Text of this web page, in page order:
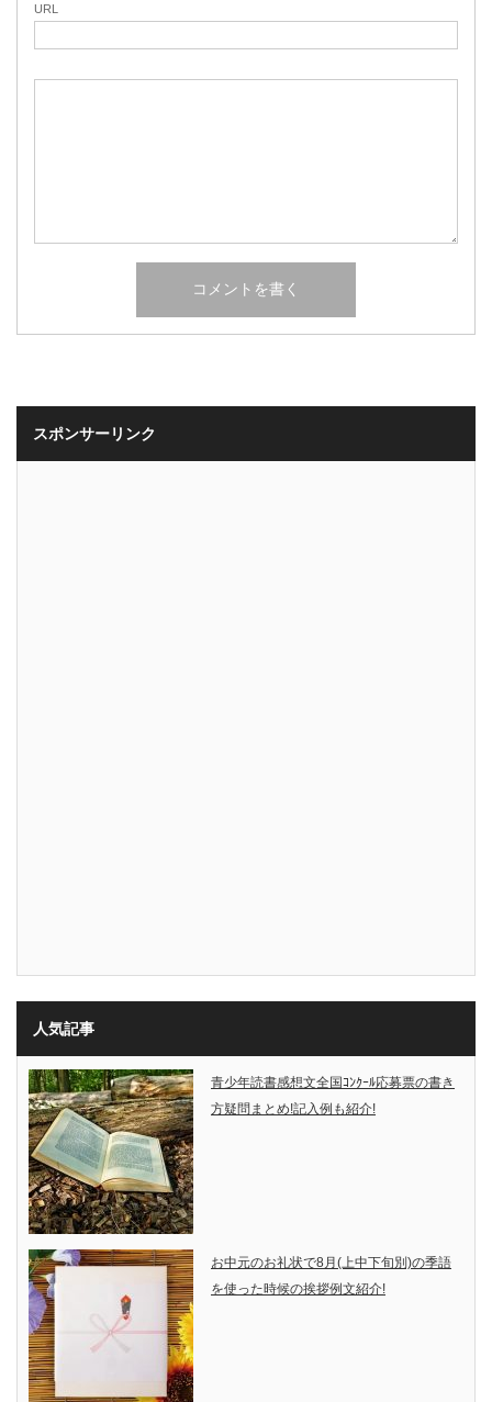
URL
スポンサーリンク
人気記事
青少年読書感想文全国ｺﾝｸｰﾙ応募票の書き
方疑問まとめ!記入例も紹介!
お中元のお礼状で8月(上中下旬別)の季語
を使った時候の挨拶例文紹介!